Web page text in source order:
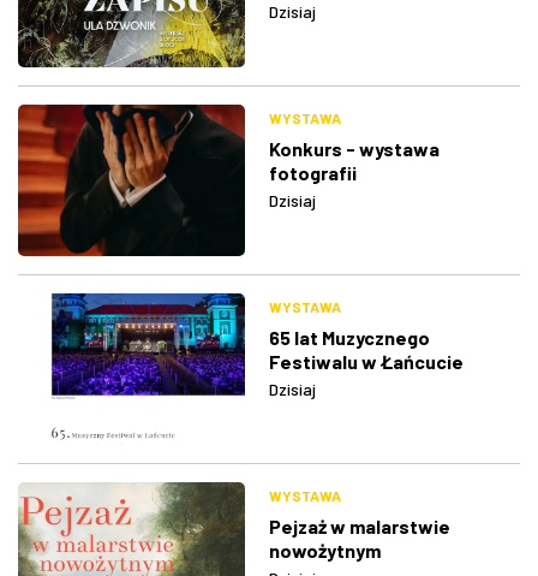
Dzisiaj
WYSTAWA
Konkurs - wystawa
fotografii
Dzisiaj
WYSTAWA
65 lat Muzycznego
Festiwalu w Łańcucie
Dzisiaj
WYSTAWA
Pejzaż w malarstwie
nowożytnym